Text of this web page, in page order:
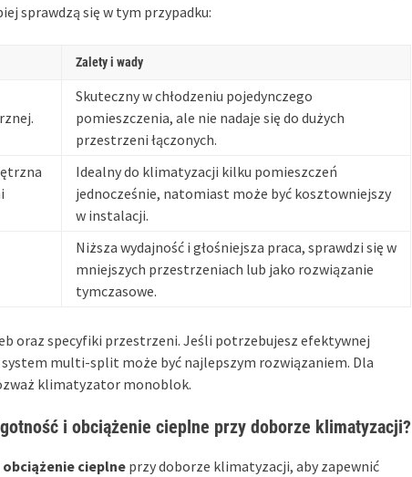
sprawdzą się w tym przypadku:
Zalety i wady
Skuteczny w chłodzeniu pojedynczego
pomieszczenia, ale nie nadaje się do dużych
przestrzeni łączonych.
Idealny do klimatyzacji kilku pomieszczeń
jednocześnie, natomiast może być kosztowniejszy
w instalacji.
Niższa wydajność i głośniejsza praca, sprawdzi się w
mniejszych przestrzeniach lub jako rozwiązanie
tymczasowe.
oraz specyfiki przestrzeni. Jeśli potrzebujesz efektywnej
multi-split może być najlepszym rozwiązaniem. Dla
klimatyzator monoblok.
i obciążenie cieplne przy doborze klimatyzacji?
obciążenie cieplne przy doborze klimatyzacji, aby zapewnić